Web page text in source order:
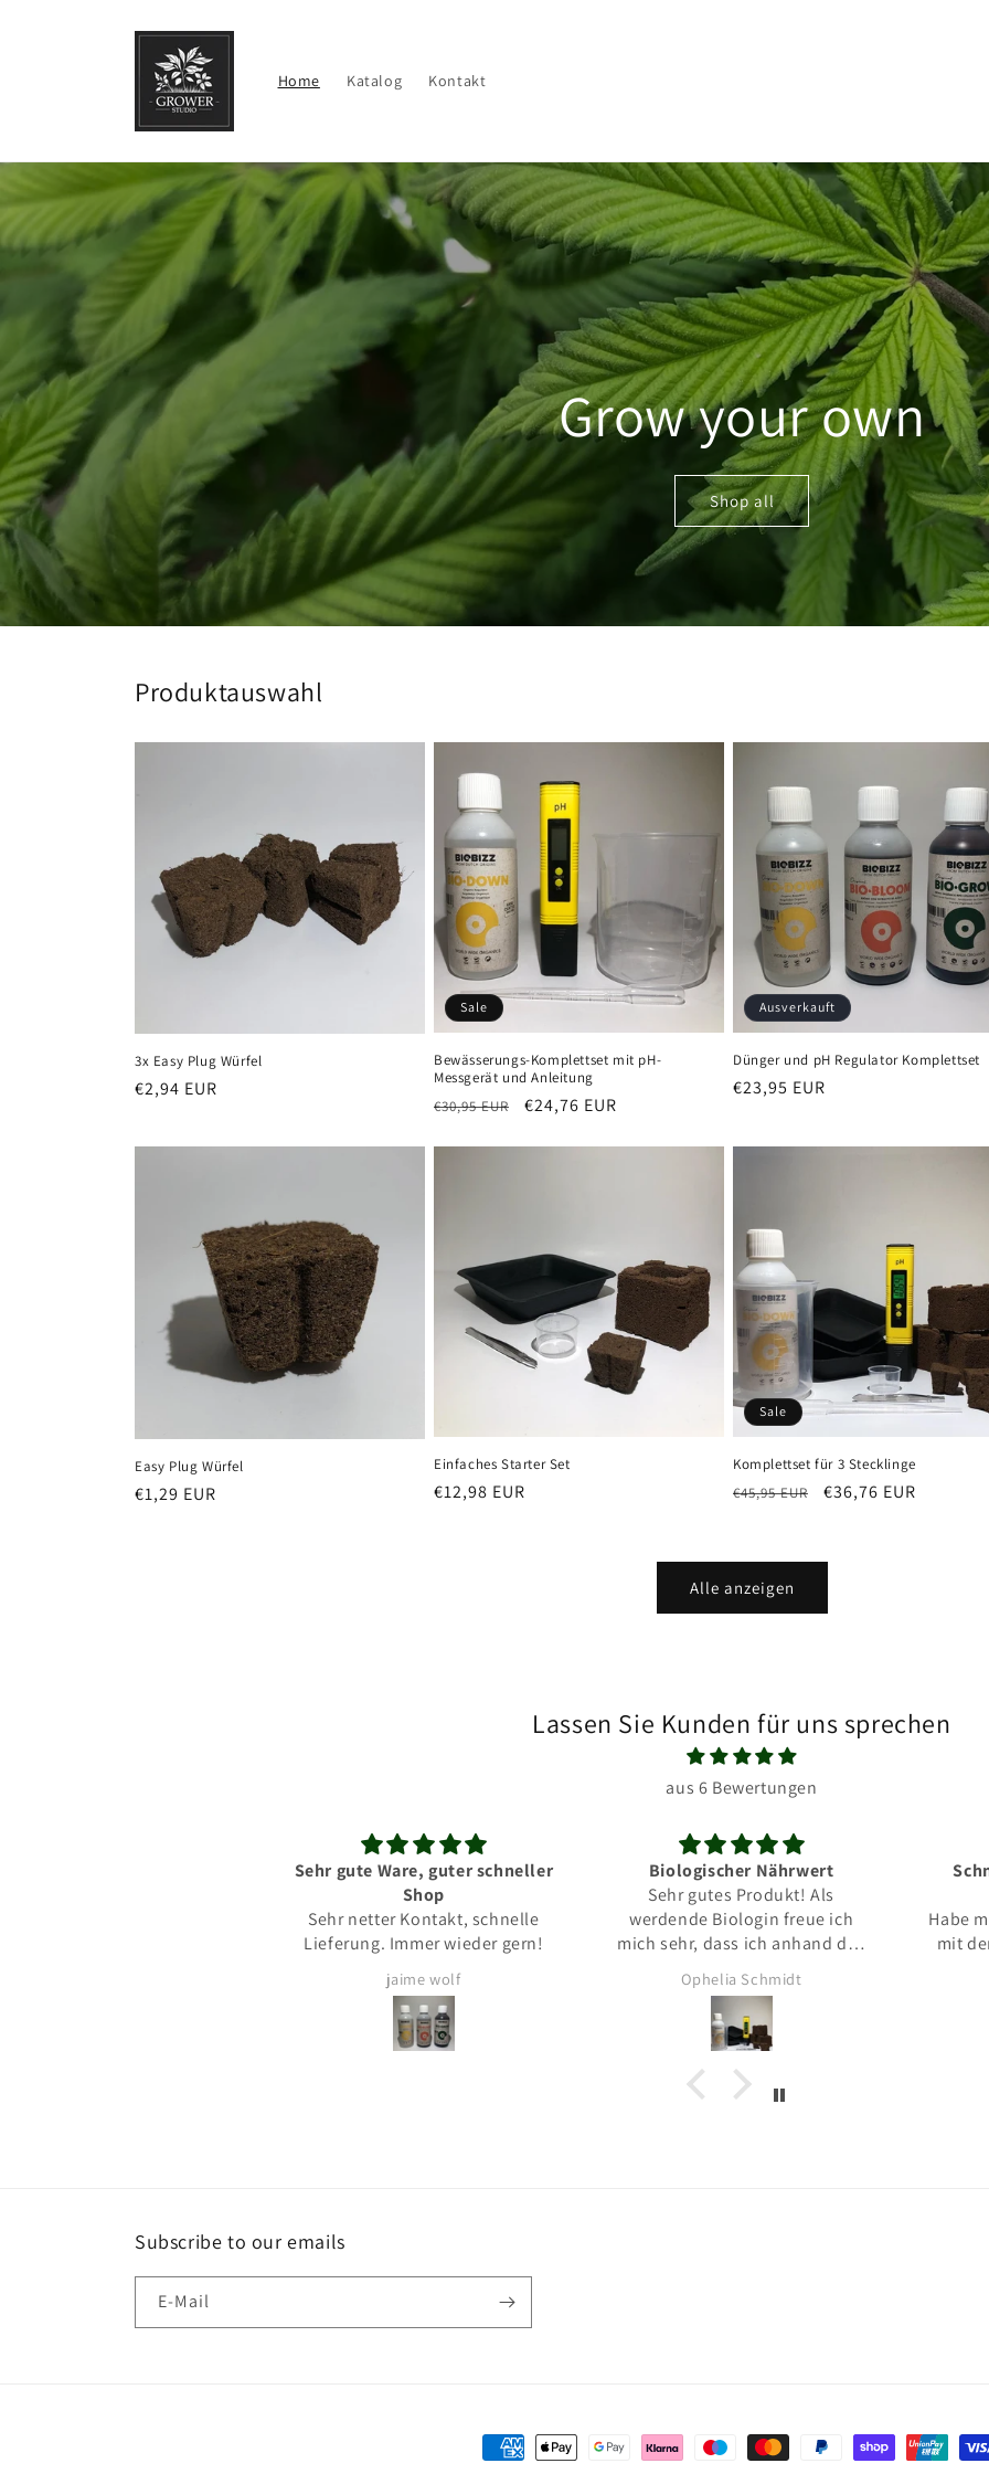
Home Katalog Kontakt
Grow your own
Shop all
Produktauswahl
3x Easy Plug Würfel
Normaler
€2,94 EUR
Sale
Bewässerungs-Komplettset mit pH-
Messgerät und Anleitung
Normaler
€30,95 EUR Verkaufspreis
€24,76 EUR
Ausverkauft
Dünger und pH Regulator Komplettset
Normaler
€23,95 EUR
Easy Plug Würfel
Normaler
€1,29 EUR
Einfaches Starter Set
Normaler
€12,98 EUR
Sale
Komplettset für 3 Stecklinge
Normaler
€45,95 EUR Verkaufspreis
€36,76 EUR
Alle anzeigen
Lassen Sie Kunden für uns sprechen
aus 6 Bewertungen
Biologischer Nährwert
Sehr gutes Produkt! Als
werdende Biologin freue ich
mich sehr, dass ich anhand des
pH-Wert Messgerät testen
konnte, bei welchen Werten
meine Pflanzen wachsen und
wie sich ein veränderter pH-Wert
dass man mit dem Komplettset
Messgerät und den Downer. Aus
eigener Erfahrung, kann man das
Set und den Laden nur immer
also perfekt, wenn man auch mal
spontan anfangen will Pflanzen
Ophelia Schmidt
Schnelle Lieferung, tolles
Produkt
Habe mehrere Blöcke zusammen
mit dem Steckling Komplettset
und den Easy Plug Würfeln
bestellt. Alles hat super geklappt
und ich kann die Würfel und
Blöcke nur empfehlen.
K.
Subscribe to our emails
E-Mail
Zahlungsmethoden